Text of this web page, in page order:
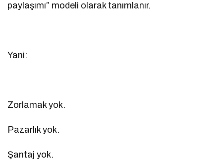
paylaşımı” modeli olarak tanımlanır.
Yani:
Zorlamak yok.
Pazarlık yok.
Şantaj yok.